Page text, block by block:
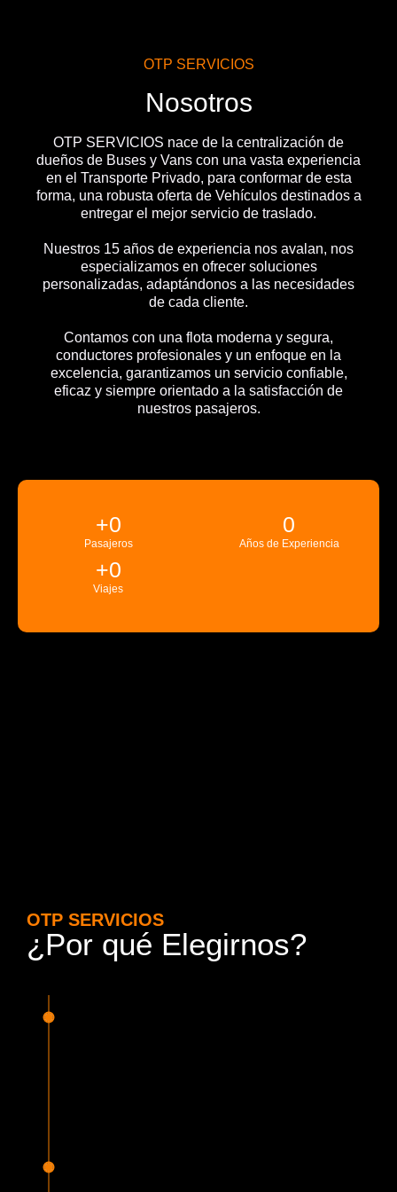
OTP SERVICIOS
Nosotros
OTP SERVICIOS nace de la centralización de
dueños de Buses y Vans con una vasta experiencia
en el Transporte Privado, para conformar de esta
forma, una robusta oferta de Vehículos destinados a
entregar el mejor servicio de traslado.
Nuestros 15 años de experiencia nos avalan, nos
especializamos en ofrecer soluciones
personalizadas, adaptándonos a las necesidades
de cada cliente.
Contamos con una flota moderna y segura,
conductores profesionales y un enfoque en la
excelencia, garantizamos un servicio confiable,
eficaz y siempre orientado a la satisfacción de
nuestros pasajeros.
Pasajeros
+0
Años de Experiencia
0
Viajes
+0
OTP SERVICIOS
¿Por qué Elegirnos?